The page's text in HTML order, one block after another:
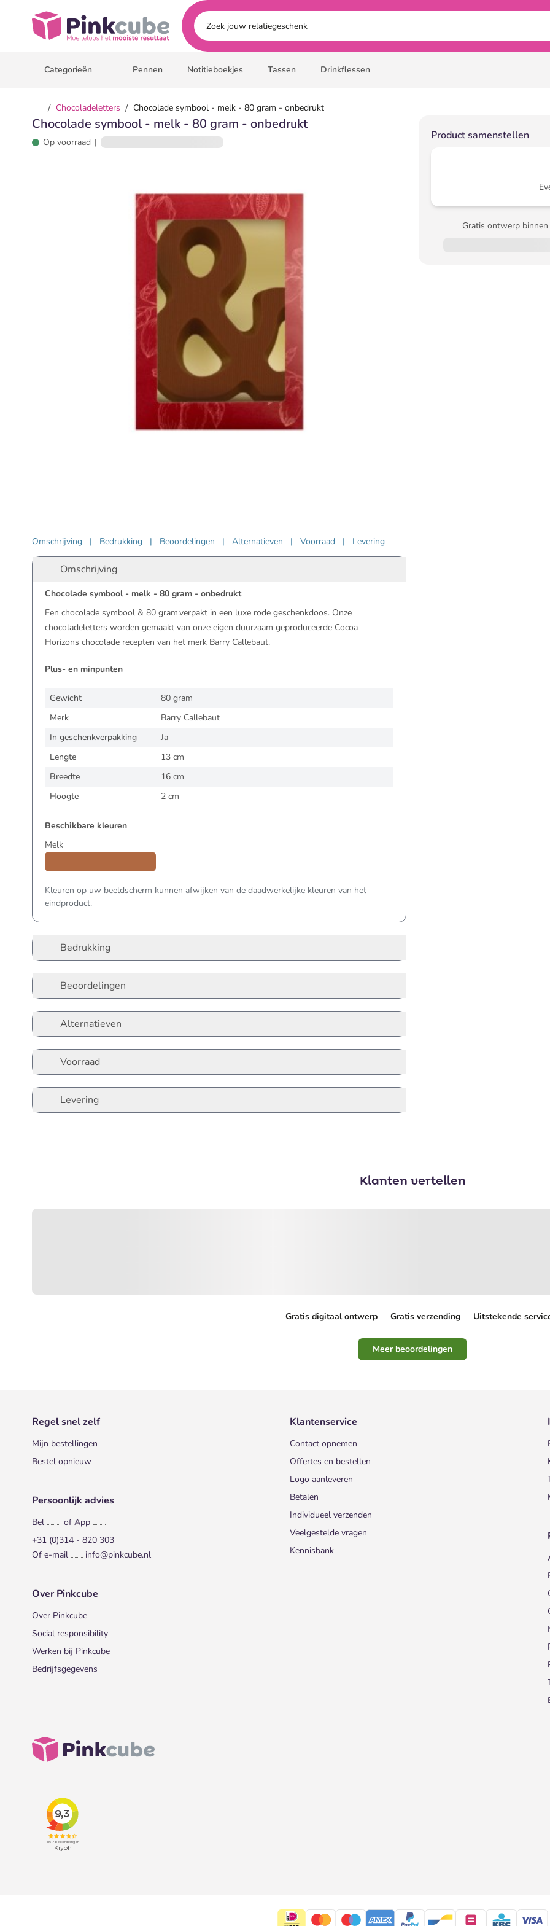
Pinkcube
Categorieën Pennen Notitieboekjes Tassen Drinkflessen
/ Chocoladeletters / Chocolade symbool - melk - 80 gram - onbedrukt
Chocolade symbool - melk - 80 gram - onbedrukt
Op voorraad |
Product samenstellen
Gratis ontwerp binnen
Omschrijving | Bedrukking | Beoordelingen | Alternatieven | Voorraad | Levering
Omschrijving
Chocolade symbool - melk - 80 gram - onbedrukt
Een chocolade symbool & 80 gram.verpakt in een luxe rode geschenkdoos. Onze
chocoladeletters worden gemaakt van onze eigen duurzaam geproduceerde Cocoa
Horizons chocolade recepten van het merk Barry Callebaut.
Plus- en minpunten
Gewicht
80 gram
Merk
Barry Callebaut
In geschenkverpakking
Ja
Lengte
13 cm
Breedte
16 cm
Hoogte
2 cm
Beschikbare kleuren
Melk
Kleuren op uw beeldscherm kunnen afwijken van de daadwerkelijke kleuren van het
eindproduct.
Bedrukking
Beoordelingen
Alternatieven
Voorraad
Levering
Klanten vertellen
Gratis digitaal ontwerp Gratis verzending Uitstekende
Meer beoordelingen
Regel snel zelf
Mijn bestellingen
Bestel opnieuw
Persoonlijk advies
Bel
of App
+31 (0)314 - 820 303
Of e-mail
info@pinkcube.nl
Over Pinkcube
Over Pinkcube
Social responsibility
Werken bij Pinkcube
Bedrijfsgegevens
Klantenservice
Contact opnemen
Offertes en bestellen
Logo aanleveren
Betalen
Individueel verzenden
Veelgestelde vragen
Kennisbank